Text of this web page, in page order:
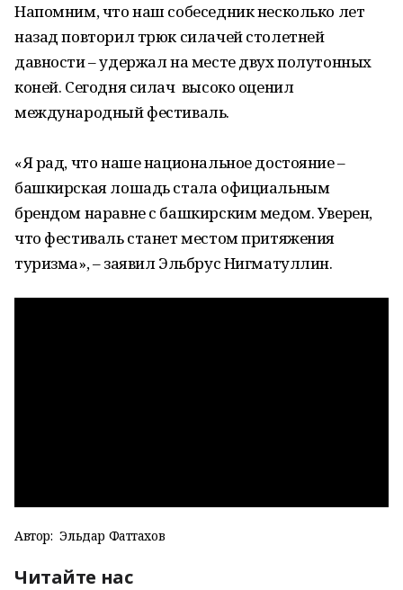
Напомним, что наш собеседник несколько лет
назад повторил трюк силачей столетней
давности – удержал на месте двух полутонных
коней. Сегодня силач высоко оценил
международный фестиваль.
«Я рад, что наше национальное достояние –
башкирская лошадь стала официальным
брендом наравне с башкирским медом. Уверен,
что фестиваль станет местом притяжения
туризма», – заявил Эльбрус Нигматуллин.
Автор: Эльдар Фаттахов
Читайте нас